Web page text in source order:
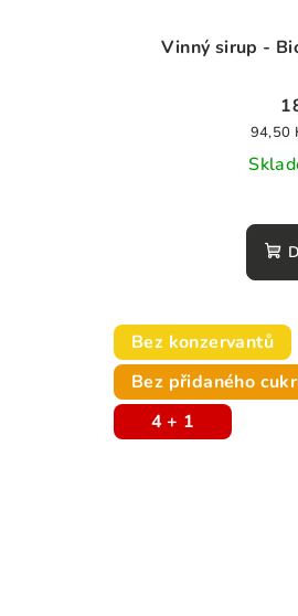
Vinný sirup -
Měrná
cena:
94,50
Bez konzervantů
Bez přidaného
4 + 1